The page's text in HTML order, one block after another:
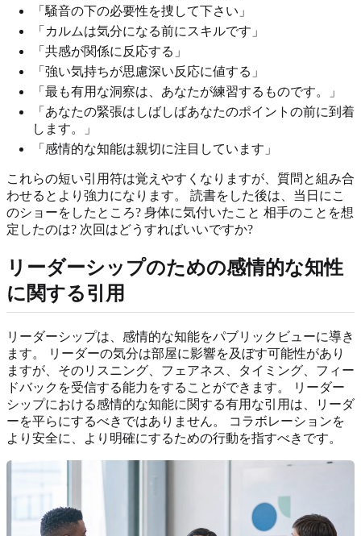
「騒音の下の必要性を捜して下さい」
「カルムは気分になる前にスキルです」
「共感が関係に反応する」
「強い気持ちが思慮深い反応に値する」
「最も有用な洞察は、あなたが練習するものです。」
「あなたの緊張はしばしばあなたのポイントの前に到着
します。」
「感情的な知能は親切に注目しています」
これらの短い引用符は覚えやすくなりますが、質問と組み合
わせるとより強力になります。 読書をした後は、当日にこ
のショーをしたところ? 身体に気付いたこと 相手のことを想
定したのは? 次回はどうすればいいですか?
リーダーシップのための感情的な知性
に関する引用
リーダーシップは、感情的な知能をパブリックビューに導き
ます。 リーダーの気分は部屋に影響を及ぼす可能性があり
ますが、そのリスニング、フェアネス、タイミング、フィー
ドバックを受信する能力をすることができます。 リーダー
シップにおける感情的な知能に関する有用な引用は、リーダ
ーを平らにするべきではありません。 コラボレーションを
より安全に、より明確にするための行動を指すべきです。